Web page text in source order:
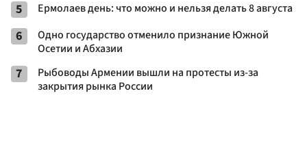
5 Ермолаев день: что можно и нельзя делать 8 августа
6
Одно государство отменило признание Южной
Осетии и Абхазии
7
Рыбоводы Армении вышли на протесты из-за
закрытия рынка России